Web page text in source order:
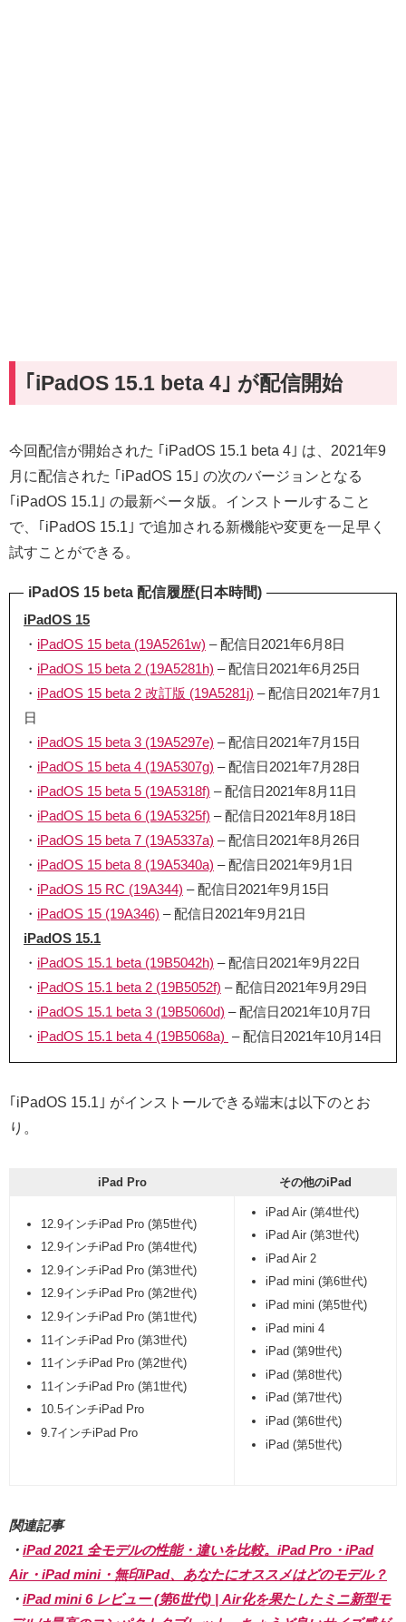
｢iPadOS 15.1 beta 4｣ が配信開始
今回配信が開始された ｢iPadOS 15.1 beta 4｣ は、2021年9
月に配信された ｢iPadOS 15｣ の次のバージョンとなる
｢iPadOS 15.1｣ の最新ベータ版。インストールすること
で、｢iPadOS 15.1｣ で追加される新機能や変更を一足早く
試すことができる。
iPadOS 15 beta 配信履歴(日本時間)
iPadOS 15
・ iPadOS 15 beta (19A5261w) – 配信日2021年6月8日
・ iPadOS 15 beta 2 (19A5281h) – 配信日2021年6月25日
・ iPadOS 15 beta 2 改訂版 (19A5281j) – 配信日2021年7月1
日
・ iPadOS 15 beta 3 (19A5297e) – 配信日2021年7月15日
・ iPadOS 15 beta 4 (19A5307g) – 配信日2021年7月28日
・ iPadOS 15 beta 5 (19A5318f) – 配信日2021年8月11日
・ iPadOS 15 beta 6 (19A5325f) – 配信日2021年8月18日
・ iPadOS 15 beta 7 (19A5337a) – 配信日2021年8月26日
・ iPadOS 15 beta 8 (19A5340a) – 配信日2021年9月1日
・ iPadOS 15 RC (19A344) – 配信日2021年9月15日
・ iPadOS 15 (19A346) – 配信日2021年9月21日
iPadOS 15.1
・ iPadOS 15.1 beta (19B5042h) – 配信日2021年9月22日
・ iPadOS 15.1 beta 2 (19B5052f) – 配信日2021年9月29日
・ iPadOS 15.1 beta 3 (19B5060d) – 配信日2021年10月7日
・ iPadOS 15.1 beta 4 (19B5068a) – 配信日2021年10月14日
｢iPadOS 15.1｣ がインストールできる端末は以下のとお
り。
iPad Pro その他のiPad
12.9インチiPad Pro (第5世代)
12.9インチiPad Pro (第4世代)
12.9インチiPad Pro (第3世代)
12.9インチiPad Pro (第2世代)
12.9インチiPad Pro (第1世代)
11インチiPad Pro (第3世代)
11インチiPad Pro (第2世代)
11インチiPad Pro (第1世代)
10.5インチiPad Pro
9.7インチiPad Pro
iPad Air (第4世代)
iPad Air (第3世代)
iPad Air 2
iPad mini (第6世代)
iPad mini (第5世代)
iPad mini 4
iPad (第9世代)
iPad (第8世代)
iPad (第7世代)
iPad (第6世代)
iPad (第5世代)
関連記事
・ iPad 2021 全モデルの性能・違いを比較。iPad Pro・iPad
Air・iPad mini・無印iPad、あなたにオススメはどのモデル？
・ iPad mini 6 レビュー (第6世代) | Air化を果たしたミニ新型モ